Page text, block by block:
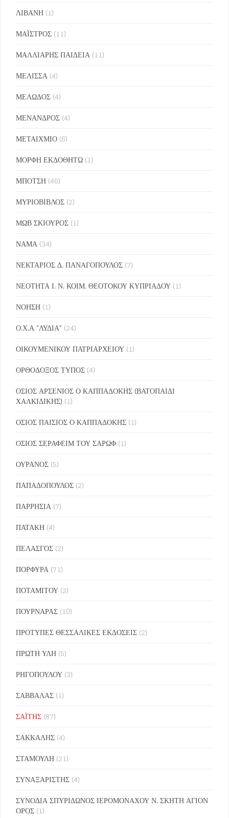
ΛΙΒΑΝΗ (1)
ΜΑΪΣΤΡΟΣ (11)
ΜΑΛΛΙΑΡΗΣ ΠΑΙΔΕΙΑ (11)
ΜΕΛΙΣΣΑ (4)
ΜΕΛΩΔΟΣ (4)
ΜΕΝΑΝΔΡΟΣ (4)
ΜΕΤΑΙΧΜΙΟ (6)
ΜΟΡΦΗ ΕΚΔΟΘΗΤΩ (1)
ΜΠΟΤΣΗ (46)
ΜΥΡΙΟΒΙΒΛΟΣ (2)
ΜΩΒ ΣΚΙΟΥΡΟΣ (1)
ΝΑΜΑ (34)
ΝΕΚΤΑΡΙΟΣ Δ. ΠΑΝΑΓΟΠΟΥΛΟΣ (7)
ΝΕΟΤΗΤΑ Ι. Ν. ΚΟΙΜ. ΘΕΟΤΟΚΟΥ ΚΥΠΡΙΑΔΟΥ (1)
ΝΟΗΣΗ (1)
Ο.Χ.Α "ΛΥΔΙΑ" (24)
ΟΙΚΟΥΜΕΝΙΚΟΥ ΠΑΤΡΙΑΡΧΕΙΟΥ (1)
ΟΡΘΟΔΟΞΟΣ ΤΥΠΟΣ (4)
ΟΣΙΟΣ ΑΡΣΕΝΙΟΣ Ο ΚΑΠΠΑΔΟΚΗΣ (ΒΑΤΟΠΑΙΔΙ
ΧΑΛΚΙΔΙΚΗΣ) (1)
ΟΣΙΟΣ ΠΑΙΣΙΟΣ Ο ΚΑΠΠΑΔΟΚΗΣ (1)
ΟΣΙΟΣ ΣΕΡΑΦΕΙΜ ΤΟΥ ΣΑΡΩΦ (1)
ΟΥΡΑΝΟΣ (5)
ΠΑΠΑΔΟΠΟΥΛΟΣ (2)
ΠΑΡΡΗΣΙΑ (7)
ΠΑΤΑΚΗ (4)
ΠΕΛΑΣΓΟΣ (2)
ΠΟΡΦΥΡΑ (71)
ΠΟΤΑΜΙΤΟΥ (2)
ΠΟΥΡΝΑΡΑΣ (10)
ΠΡΟΤΥΠΕΣ ΘΕΣΣΑΛΙΚΕΣ ΕΚΔΟΣΕΙΣ (2)
ΠΡΩΤΗ ΥΛΗ (5)
ΡΗΓΟΠΟΥΛΟΥ (3)
ΣΑΒΒΑΛΑΣ (1)
ΣΑΪΤΗΣ (87)
ΣΑΚΚΑΛΗΣ (4)
ΣΤΑΜΟΥΛΗ (21)
ΣΥΝΑΞΑΡΙΣΤΗΣ (4)
ΣΥΝΟΔΙΑ ΣΠΥΡΙΔΩΝΟΣ ΙΕΡΟΜΟΝΑΧΟΥ Ν. ΣΚΗΤΗ ΑΓΙΟΝ
ΟΡΟΣ (1)